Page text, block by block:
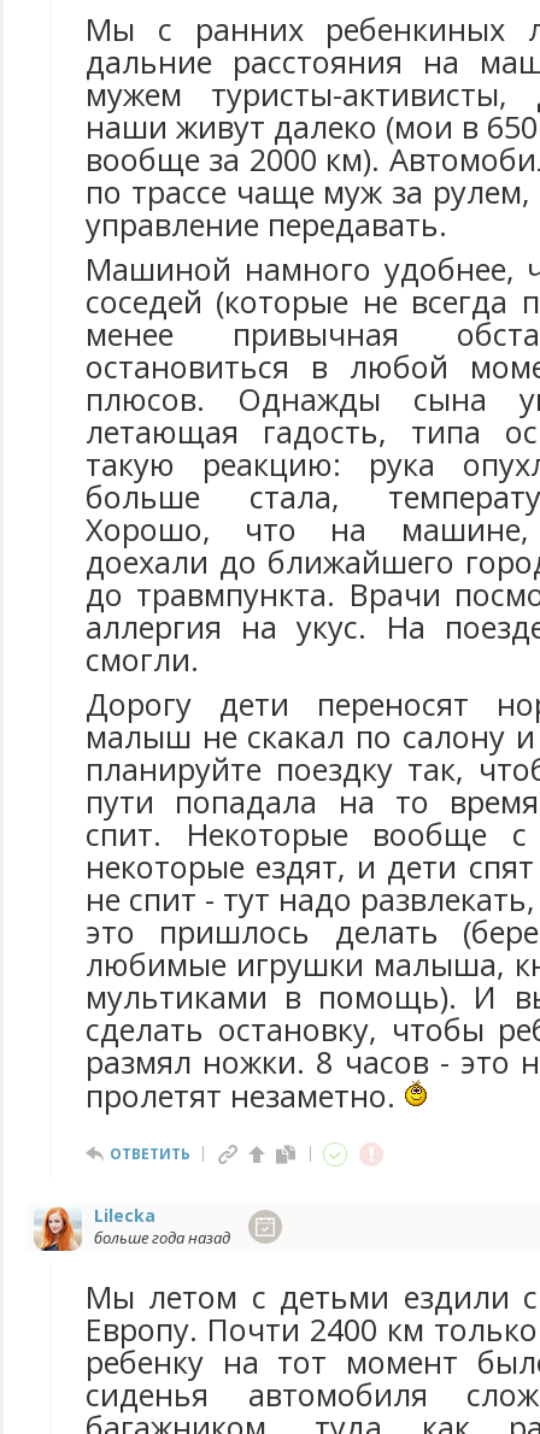
Мы с ранних ребенкиных
дальние расстояния на
мужем туристы-
наши живут далеко (мои в
вообще за 2000 км).
по трассе чаще муж за
управление передавать.
Машиной намного удобнее,
соседей (которые не всегда
менее привычная
остановиться в любой
плюсов. Однажды сына
летающая гадость, типа
такую реакцию: рука
больше стала,
Хорошо, что на машине,
доехали до ближайшего
до травмпункта. Врачи
аллергия на укус. На
смогли.
Дорогу дети переносят
малыш не скакал по салону
планируйте поездку так,
пути попадала на то
спит. Некоторые вообще
некоторые ездят, и дети
не спит - тут надо
это пришлось делать
любимые игрушки малыша,
мультиками в помощь). И
сделать остановку, чтобы
размял ножки. 8 часов - это
пролетят незаметно.
ОТВЕТИТЬ
Lilecka
больше года назад
Мы летом с детьми ездили
Европу. Почти 2400 км
ребенку на тот момент
сиденья автомобиля